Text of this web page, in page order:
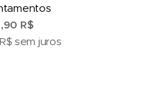
R$
sem juros